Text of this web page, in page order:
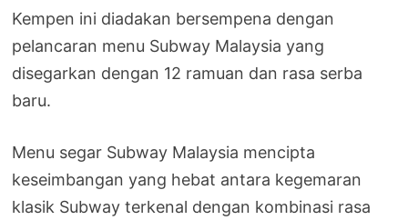
Kempen ini diadakan bersempena dengan
pelancaran menu Subway Malaysia yang
disegarkan dengan 12 ramuan dan rasa serba
baru.
Menu segar Subway Malaysia mencipta
keseimbangan yang hebat antara kegemaran
klasik Subway terkenal dengan kombinasi rasa